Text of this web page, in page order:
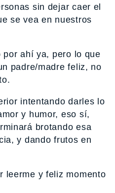
sin dejar caer el
se vea en nuestros
ahí ya, pero lo que
padre/madre feliz, no
intentando darles lo
y humor, eso sí,
brotando esa
y dando frutos en
leerme y feliz momento